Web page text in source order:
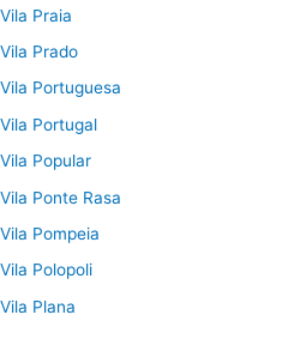
Praia
Prado
Portuguesa
Portugal
Popular
Ponte Rasa
Pompeia
Polopoli
Plana